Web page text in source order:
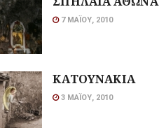
7 ΜΑΪ́ΟΥ, 2010
ΚΑΤΟΥΝΑΚΙΑ
3 ΜΑΪ́ΟΥ, 2010